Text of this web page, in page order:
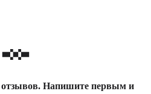
отзывов. Напишите первым и